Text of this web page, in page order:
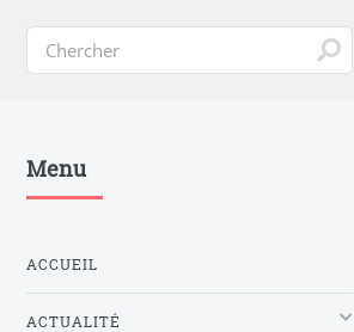
Menu
ACCUEIL
ACTUALITÉ